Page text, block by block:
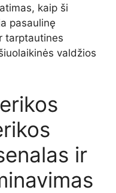
kaip ši
pasaulinę
tarptautines
valdžios
ir